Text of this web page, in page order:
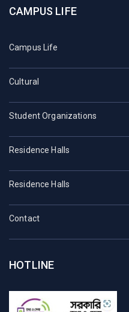
CAMPUS LIFE
Campus Life
Cultural
Student Organizations
Residence Halls
Residence Halls
Contact
HOTLINE